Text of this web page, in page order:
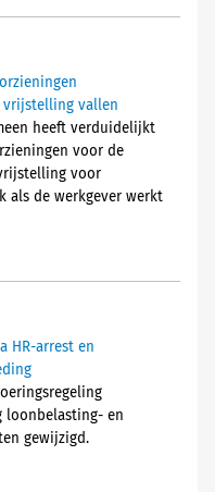
vrijstelling vallen
heeft verduidelijkt
voor de
voor
als de werkgever werkt
HR-arrest en
loonbelasting- en
gewijzigd.